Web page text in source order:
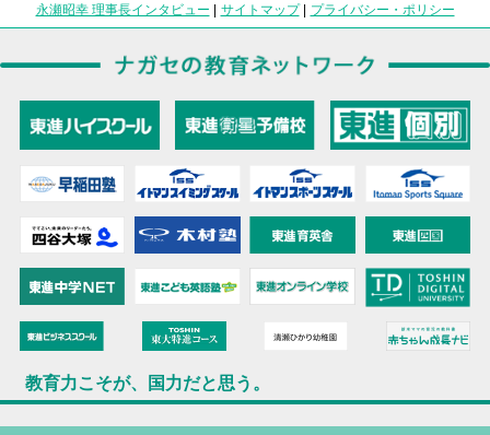
永瀬昭幸 理事長インタビュー | サイトマップ| プライバシー・ポリシー
教育力こそが、国力だと思う。